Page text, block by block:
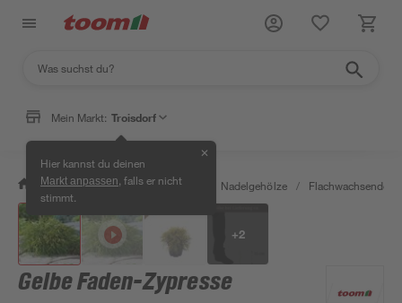
Mein Markt: Troisdorf
Hier kannst du deinen
Markt anpassen , falls er nicht
stimmt.
✕
/ Garten & Freizeit / Pflanzen Nadelgehölze / Flachwachsende
+2
Gelbe Faden-Zypresse